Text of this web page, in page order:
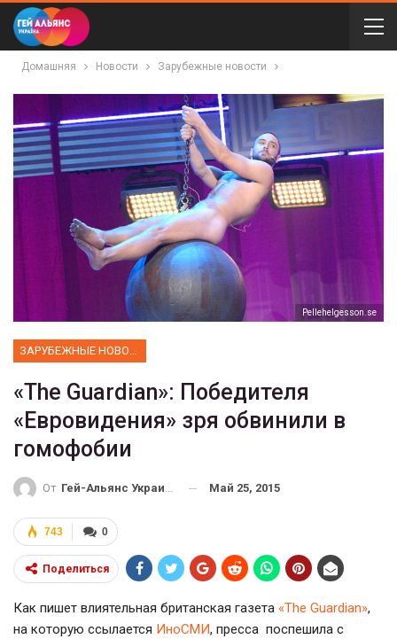
Домашняя Новости Зарубежные новости
Рellehelgesson.se
«The Guardian»: Победителя
«Евровидения» зря обвинили в
гомофобии
От Гей-Альянс Украина Май 25, 2015
0
743
Поделиться
Как пишет влиятельная британская газета «The Guardian»,
на которую ссылается ИноСМИ, пресса поспешила с